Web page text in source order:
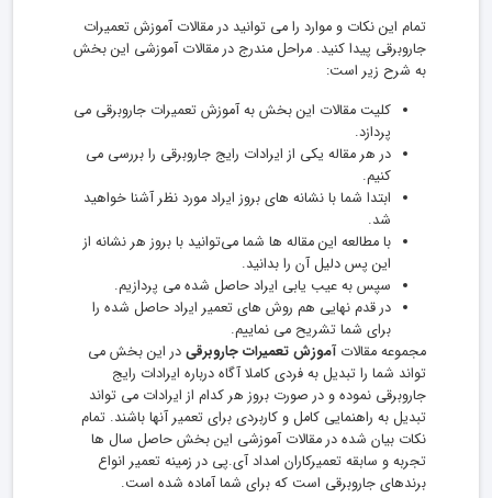
تمام این نکات و موارد را می توانید در مقالات آموزش تعمیرات
جاروبرقی پیدا کنید. مراحل مندرج در مقالات آموزشی این بخش
به شرح زیر است:
کلیت مقالات این بخش به آموزش تعمیرات جاروبرقی می
پردازد.
در هر مقاله یکی از ایرادات رایج جاروبرقی را بررسی می
کنیم.
ابتدا شما با نشانه های بروز ایراد مورد نظر آشنا خواهید
شد.
با مطالعه این مقاله ها شما می‌توانید با بروز هر نشانه از
این پس دلیل آن را بدانید.
سپس به عیب یابی ایراد حاصل شده می پردازیم.
در قدم نهایی هم روش های تعمیر ایراد حاصل شده را
برای شما تشریح می نماییم.
مجموعه مقالاتآموزش تعمیرات جاروبرقی در این بخش می
تواند شما را تبدیل به فردی کاملا آگاه درباره ایرادات رایج
جاروبرقی نموده و در صورت بروز هر کدام از ایرادات می تواند
تبدیل به راهنمایی کامل و کاربردی برای تعمیر آنها باشند. تمام
نکات بیان شده در مقالات آموزشی این بخش حاصل سال ها
تجربه و سابقه تعمیرکاران امداد آی.پی در زمینه تعمیر انواع
برندهای جاروبرقی است که برای شما آماده شده است.